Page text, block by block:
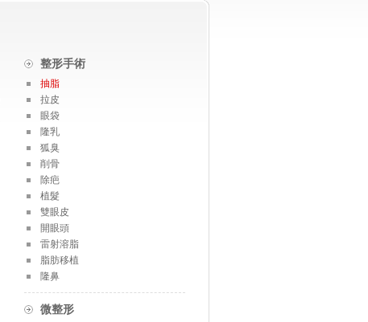
整形手術
抽脂
拉皮
眼袋
隆乳
狐臭
削骨
除疤
植髮
雙眼皮
開眼頭
雷射溶脂
脂肪移植
隆鼻
微整形